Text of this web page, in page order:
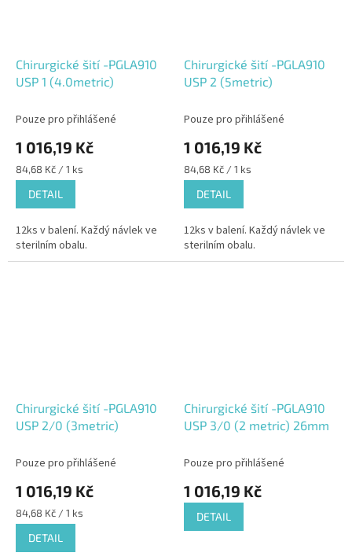
Chirurgické šití -PGLA910
USP 1 (4.0metric)
Pouze pro přihlášené
1 016,19 Kč
Měrná
cena:
84,68 Kč / 1 ks
DETAIL
12ks v balení. Každý návlek ve
sterilním obalu.
Chirurgické šití -PGLA910
USP 2 (5metric)
Pouze pro přihlášené
1 016,19 Kč
Měrná
cena:
84,68 Kč / 1 ks
DETAIL
12ks v balení. Každý návlek ve
sterilním obalu.
Chirurgické šití -PGLA910
USP 2/0 (3metric)
Pouze pro přihlášené
1 016,19 Kč
Měrná
cena:
84,68 Kč / 1 ks
DETAIL
Chirurgické šití -PGLA910
USP 3/0 (2 metric) 26mm
Pouze pro přihlášené
1 016,19 Kč
DETAIL